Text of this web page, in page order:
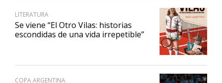
LITERATURA
Se viene “El Otro Vilas: historias
escondidas de una vida irrepetible”
COPA ARGENTINA